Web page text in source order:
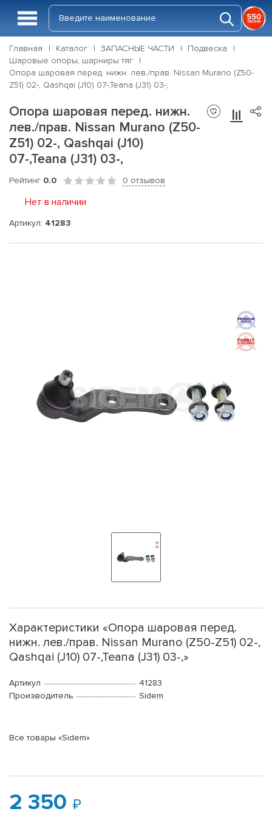
Главная Каталог ЗАПАСНЫЕ ЧАСТИ
Подвеска
Шаровые опоры, шарниры тяг
Опора шаровая перед. нижн. лев./прав. Nissan Murano (Z50-
Z51) 02-, Qashqai (J10) 07-,Teana (J31) 03-,
Опора шаровая перед. нижн.
лев./прав. Nissan Murano (Z50-
Z51) 02-, Qashqai (J10)
07-,Teana (J31) 03-,
Рейтинг 0.0 0 отзывов
Нет в наличии
Артикул: 41283
Характеристики «Опора шаровая перед.
нижн. лев./прав. Nissan Murano (Z50-Z51) 02-,
Qashqai (J10) 07-,Teana (J31) 03-,»
Артикул
41283
Производитель
Sidem
Все товары «Sidem»
2 350